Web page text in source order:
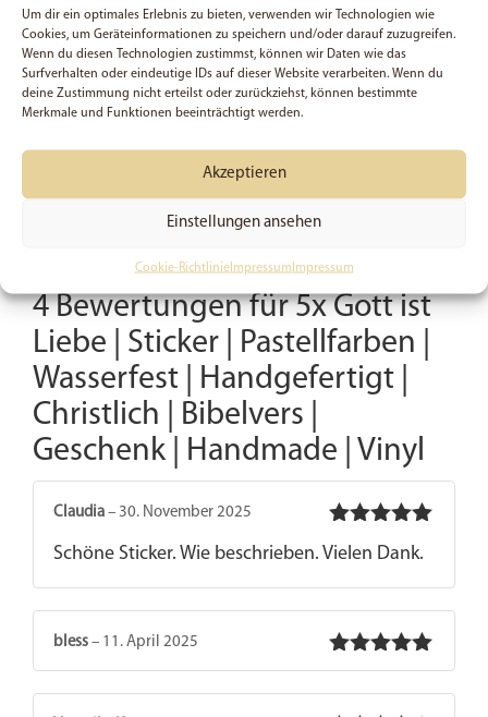
Um dir ein optimales Erlebnis zu bieten, verwenden wir Technologien wie
Cookies, um Geräteinformationen zu speichern und/oder darauf zuzugreifen.
Wenn du diesen Technologien zustimmst, können wir Daten wie das
Surfverhalten oder eindeutige IDs auf dieser Website verarbeiten. Wenn du
deine Zustimmung nicht erteilst oder zurückziehst, können bestimmte
Merkmale und Funktionen beeinträchtigt werden.
Akzeptieren
Einstellungen ansehen
Cookie-RichtlinieImpressum Impressum
geeignet sind.
Wir haben diese Sticker mit Sorgfalt selbst
entworfen und hergestellt, damit du Gottes Liebe
immer bei dir tragen kannst – ob als kleines Zeichen
Menschen. Die fröhlichen Farben und die klare
bunt und lebendig ist.
4 Bewertungen für5x Gott ist
Liebe | Sticker | Pastellfarben |
Wasserfest | Handgefertigt |
Christlich | Bibelvers |
Geschenk | Handmade | Vinyl
Bewertet
mit5 von 5
Claudia – 30. November 2025
Schöne Sticker. Wie beschrieben. Vielen Dank.
Bewertet
mit5von 5
bless – 11. April 2025